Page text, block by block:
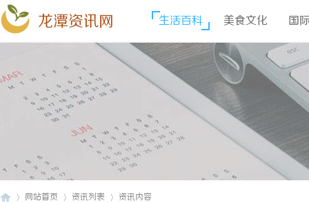
龙潭资讯网 生活百科 美食文化 国
网站首页 资讯列表 资讯内容